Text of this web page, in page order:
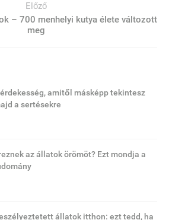
Előző
– 700 menhelyi kutya élete változott
meg
amitől másképp tekintesz
a sertésekre
az állatok örömöt? Ezt mondja a
állatok itthon: ezt tedd, ha